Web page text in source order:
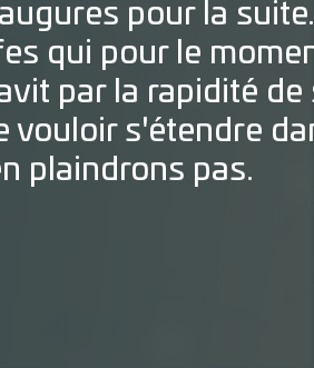
pour la
qui pour le
par la rapidité
vouloir s'étendre
plaindrons pas.